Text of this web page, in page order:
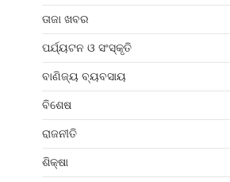
ତାଜା ଖବର
ପର୍ଯ୍ୟଟନ ଓ ସଂସ୍କୃତି
ବାଣିଜ୍ୟ ବ୍ୟବସାୟ
ବିଶେଷ
ରାଜନୀତି
ଶିକ୍ଷା